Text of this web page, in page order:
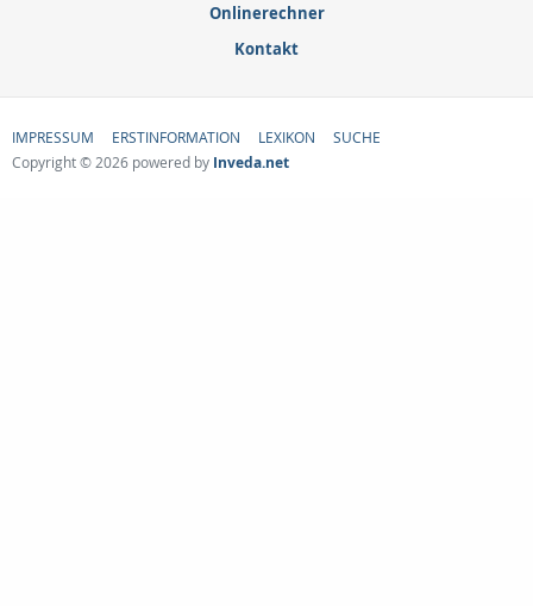
Onlinerechner
Kontakt
IMPRESSUM ERSTINFORMATION LEXIKON
SUCHE
Copyright © 2026 powered by Inveda.net